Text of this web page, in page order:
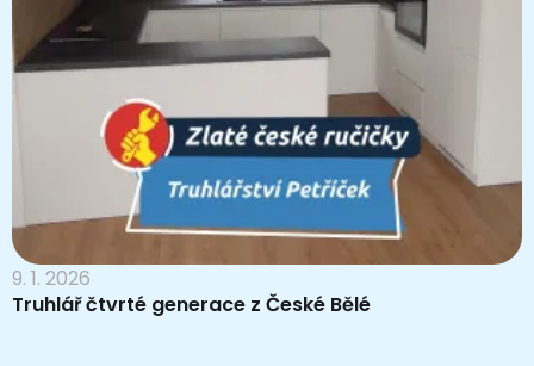
9. 1. 2026
Truhlář čtvrté generace z České Bělé